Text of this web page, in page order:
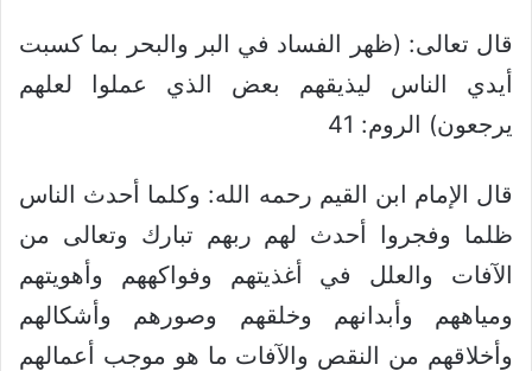
قال تعالى: (ظهر الفساد في البر والبحر بما كسبت
أيدي الناس ليذيقهم بعض الذي عملوا لعلهم
يرجعون) الروم: 41
قال الإمام ابن القيم رحمه الله: وكلما أحدث الناس
ظلما وفجروا أحدث لهم ربهم تبارك وتعالى من
الآفات والعلل في أغذيتهم وفواكههم وأهويتهم
ومياههم وأبدانهم وخلقهم وصورهم وأشكالهم
وأخلاقهم من النقص والآفات ما هو موجب أعمالهم